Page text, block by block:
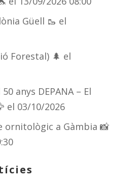
Güell 🥾 el
Forestal) 🌲 el
anys DEPANA – El
el 03/10/2026
ornitològic a Gàmbia 📸